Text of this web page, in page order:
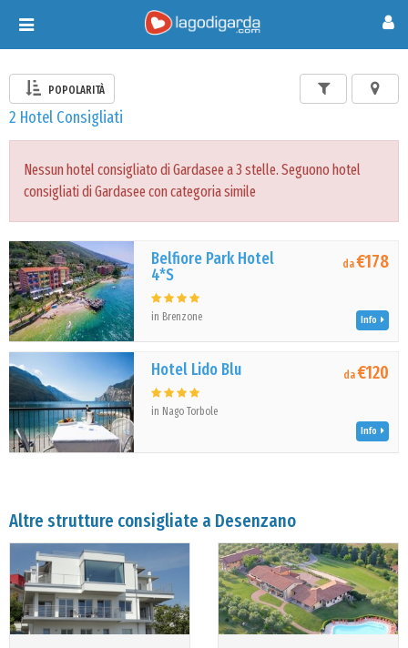
Toggle
navigation
POPOLARITÀ
2 Hotel Consigliati
Nessun hotel consigliato di Gardasee a 3 stelle. Seguono hotel
consigliati di Gardasee con categoria simile
Belfiore Park Hotel
4*S
in Brenzone
da€178
Info
Hotel Lido Blu
in Nago Torbole
da€120
Info
Altre strutture consigliate a Desenzano